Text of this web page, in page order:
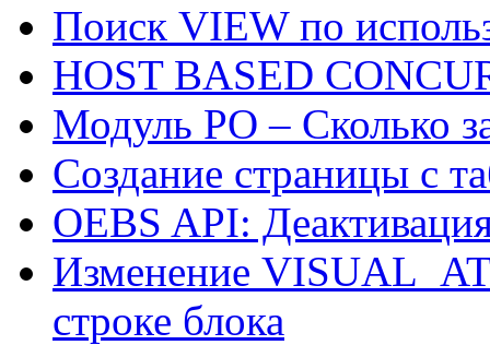
Поиск VIEW по
HOST BASED
Модуль PO – Сколько
Создание страницы с
OEBS API: Деактивация
Изменение
строке блока